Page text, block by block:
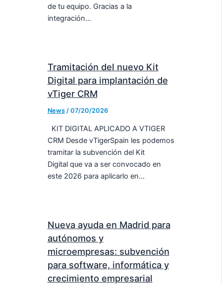
de tu equipo. Gracias a la
integración…
Tramitación del nuevo Kit
Digital para implantación de
vTiger CRM
News/ 07/20/2026
KIT DIGITAL APLICADO A VTIGER
CRM Desde vTigerSpain les podemos
tramitar la subvención del Kit
Digital que va a ser convocado en
este 2026 para aplicarlo en…
Nueva ayuda en Madrid para
autónomos y
microempresas: subvención
para software, informática y
crecimiento empresarial